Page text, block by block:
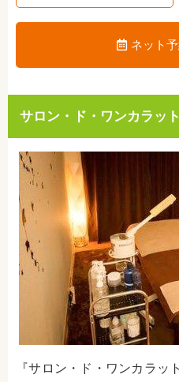
ネット
サロン・ド・ワンカラット
『サロン・ド・ワンカラ